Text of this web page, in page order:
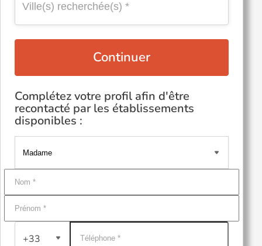
Continuer
Complétez votre profil afin d'être
recontacté par les établissements
disponibles :
+33